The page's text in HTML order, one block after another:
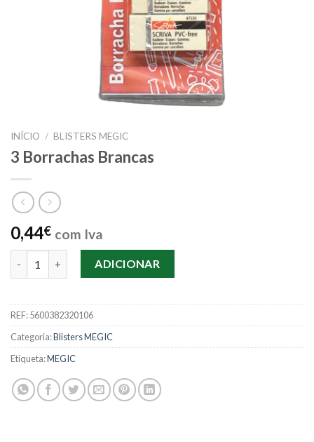
INÍCIO / BLISTERS MEGIC
3 Borrachas Brancas
0,44€ com Iva
Quantidade de 3 Borrachas Brancas
ADICIONAR
REF:5600382320106
Categoria:Blisters MEGIC
Etiqueta:MEGIC